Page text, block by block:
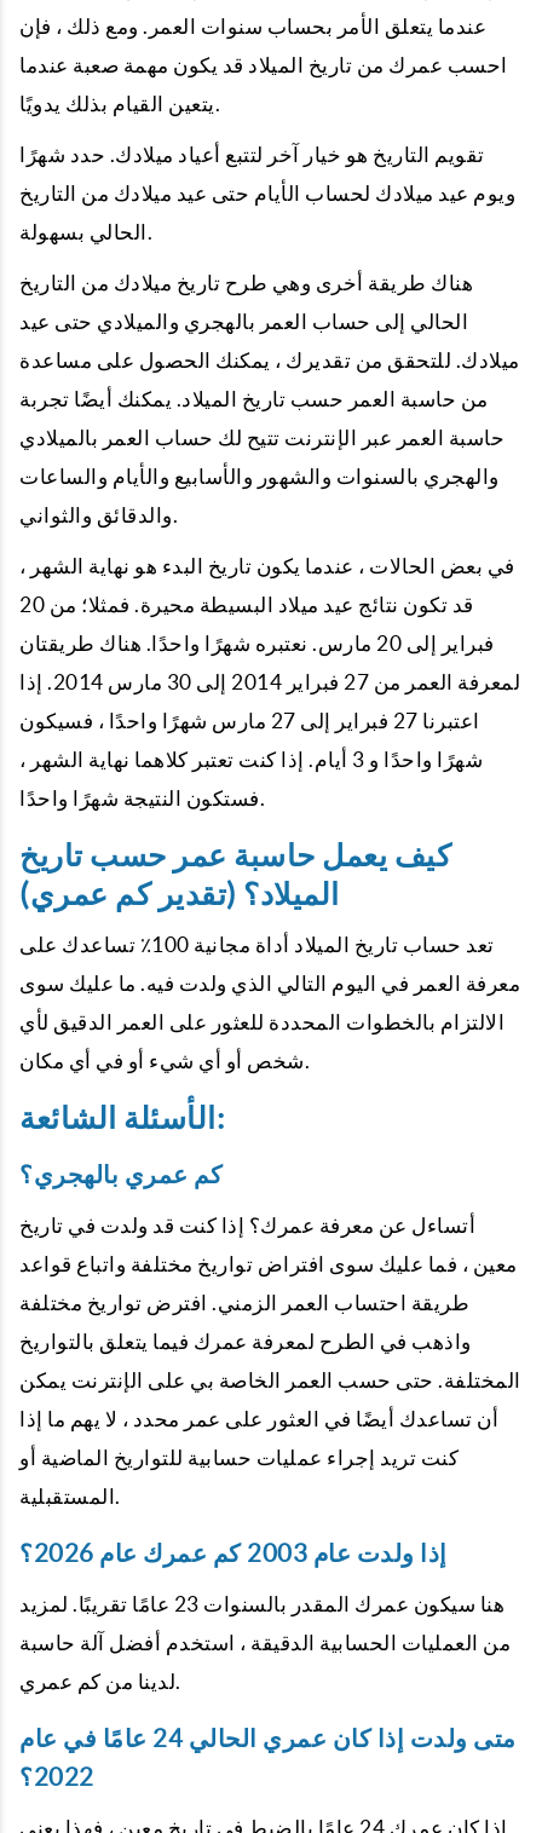
عندما يتعلق الأمر بحساب سنوات العمر. ومع ذلك ، فإن
احسب عمرك من تاريخ الميلاد قد يكون مهمة صعبة عندما
يتعين القيام بذلك يدويًا.
تقويم التاريخ هو خيار آخر لتتبع أعياد ميلادك. حدد شهرًا
ويوم عيد ميلادك لحساب الأيام حتى عيد ميلادك من التاريخ
الحالي بسهولة.
هناك طريقة أخرى وهي طرح تاريخ ميلادك من التاريخ
الحالي إلى حساب العمر بالهجري والميلادي حتى عيد
ميلادك. للتحقق من تقديرك ، يمكنك الحصول على مساعدة
من حاسبة العمر حسب تاريخ الميلاد. يمكنك أيضًا تجربة
حاسبة العمر عبر الإنترنت تتيح لك حساب العمر بالميلادي
والهجري بالسنوات والشهور والأسابيع والأيام والساعات
والدقائق والثواني.
في بعض الحالات ، عندما يكون تاريخ البدء هو نهاية الشهر ،
قد تكون نتائج عيد ميلاد البسيطة محيرة. فمثلا؛ من 20
فبراير إلى 20 مارس. نعتبره شهرًا واحدًا. هناك طريقتان
لمعرفة العمر من 27 فبراير 2014 إلى 30 مارس 2014. إذا
اعتبرنا 27 فبراير إلى 27 مارس شهرًا واحدًا ، فسيكون
شهرًا واحدًا و 3 أيام. إذا كنت تعتبر كلاهما نهاية الشهر ،
فستكون النتيجة شهرًا واحدًا.
كيف يعمل حاسبة عمر حسب تاريخ
الميلاد؟ (تقدير كم عمري)
تعد حساب تاريخ الميلاد أداة مجانية 100٪ تساعدك على
معرفة العمر في اليوم التالي الذي ولدت فيه. ما عليك سوى
الالتزام بالخطوات المحددة للعثور على العمر الدقيق لأي
شخص أو أي شيء أو في أي مكان.
الأسئلة الشائعة:
كم عمري بالهجري؟
أتساءل عن معرفة عمرك؟ إذا كنت قد ولدت في تاريخ
معين ، فما عليك سوى افتراض تواريخ مختلفة واتباع قواعد
طريقة احتساب العمر الزمني. افترض تواريخ مختلفة
واذهب في الطرح لمعرفة عمرك فيما يتعلق بالتواريخ
المختلفة. حتى حسب العمر الخاصة بي على الإنترنت يمكن
أن تساعدك أيضًا في العثور على عمر محدد ، لا يهم ما إذا
كنت تريد إجراء عمليات حسابية للتواريخ الماضية أو
المستقبلية.
إذا ولدت عام 2003 كم عمرك عام 2026؟
هنا سيكون عمرك المقدر بالسنوات 23 عامًا تقريبًا. لمزيد
من العمليات الحسابية الدقيقة ، استخدم أفضل آلة حاسبة
لدينا من كم عمري.
متى ولدت إذا كان عمري الحالي 24 عامًا في عام
2022؟
إذا كان عمرك 24 عامًا بالضبط في تاريخ معين ، فهذا يعني